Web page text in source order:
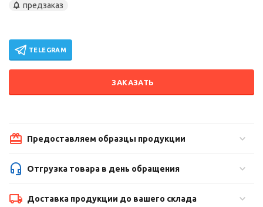
предзаказ
TELEGRAM
ЗАКАЗАТЬ
Предоставляем образцы продукции
Отгрузка товара в день обращения
Доставка продукции до вашего склада